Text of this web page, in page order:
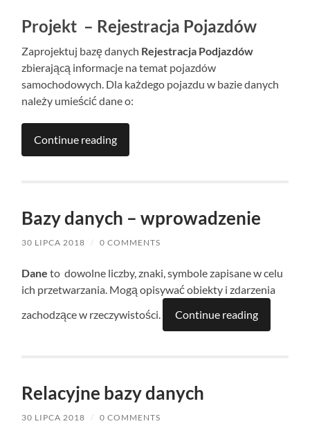
Projekt – Rejestracja Pojazdów
Zaprojektuj bazę danych Rejestracja Podjazdów
zbierającą informacje na temat pojazdów
samochodowych. Dla każdego pojazdu w bazie danych
należy umieścić daneo:
Continue reading
Bazy danych – wprowadzenie
30 LIPCA 2018 / 0 COMMENTS
Dane to dowolne liczby, znaki, symbole zapisane w celu
ich przetwarzania. Mogą opisywać obiekty i zdarzenia
zachodzące w rzeczywistości.
Continue reading
Relacyjne bazy danych
30 LIPCA 2018 / 0 COMMENTS